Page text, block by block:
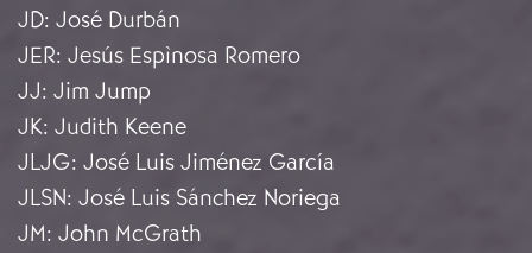
JD: José Durbán
JER: Jesús Espìnosa Romero
JJ: Jim Jump
JK: Judith Keene
JLJG: José Luis Jiménez García
JLSN: José Luis Sánchez Noriega
JM: John McGrath